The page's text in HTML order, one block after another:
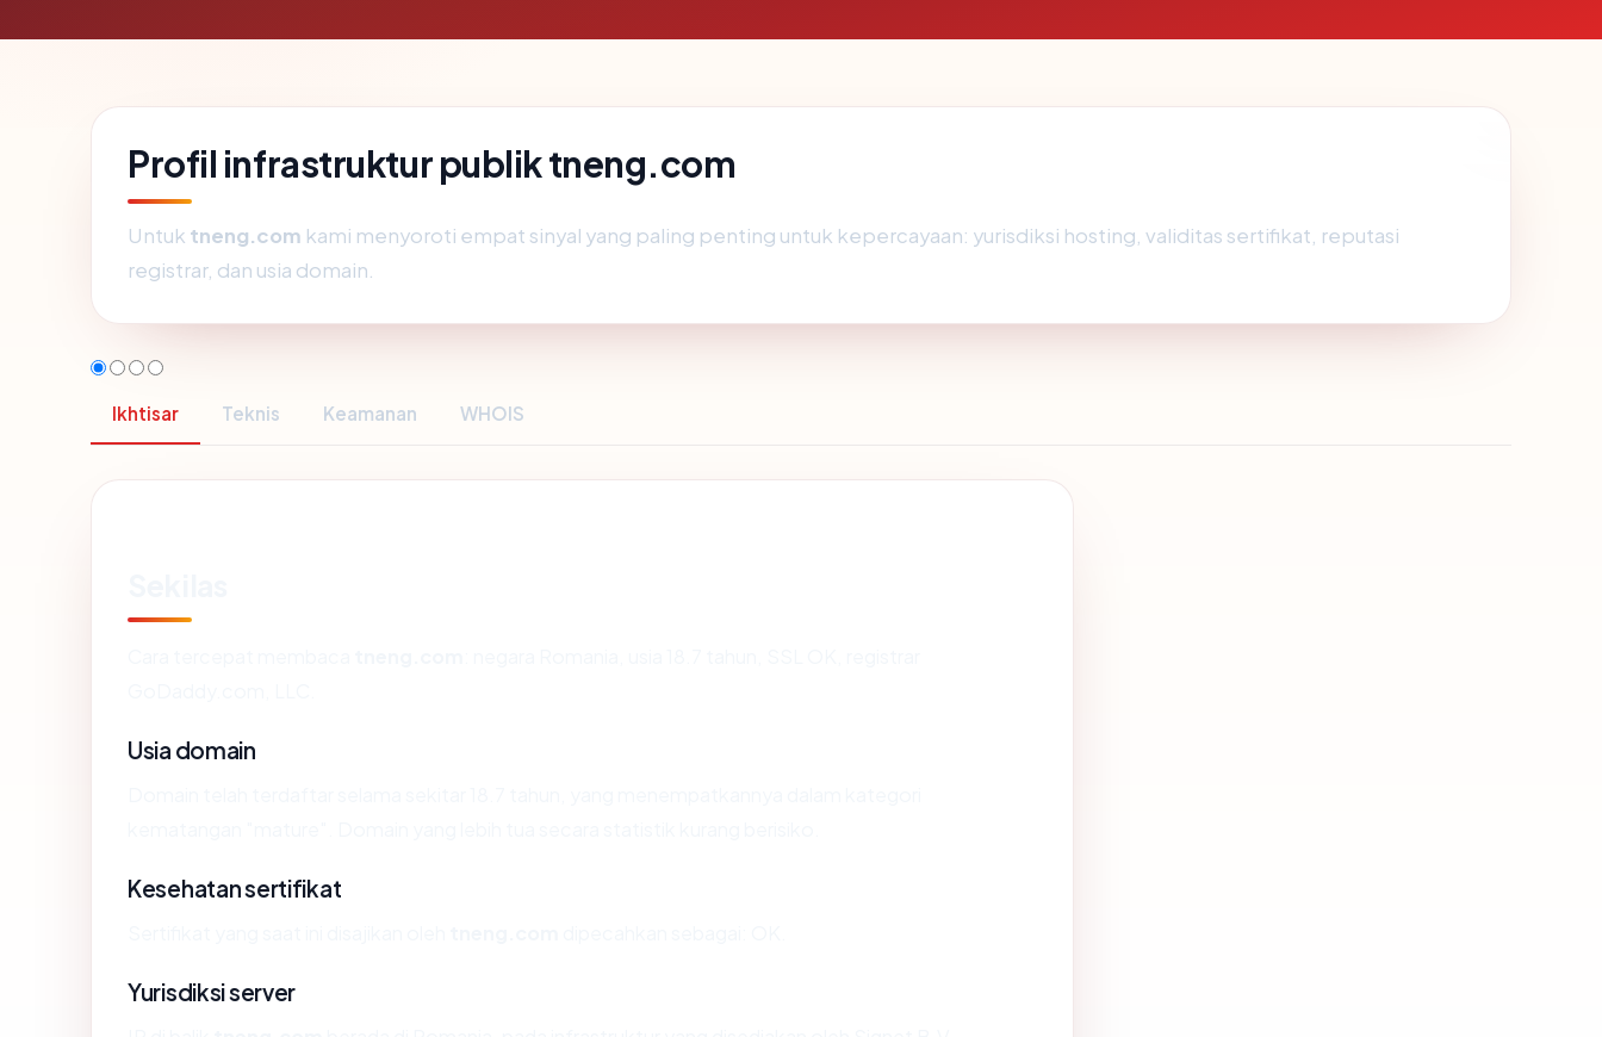
Profil infrastruktur publik tneng.com
Untuk tneng.com kami menyoroti empat sinyal yang paling penting untuk kepercayaan: yurisdiksi hosting, validitas sertifikat, reputasi
registrar, dan usia domain.
Ikhtisar Teknis Keamanan WHOIS
Usia domain
Kesehatan sertifikat
Yurisdiksi server